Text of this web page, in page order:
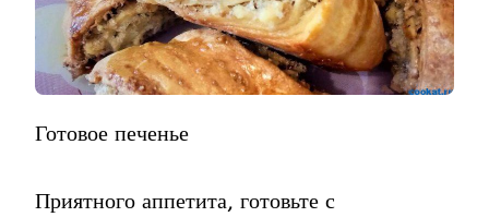
Готовое печенье
Приятного аппетита, готовьте с